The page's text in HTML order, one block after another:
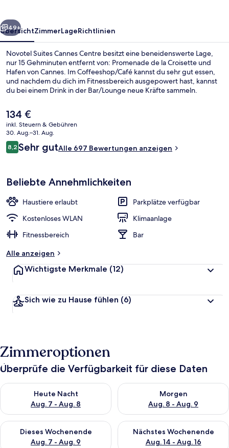
Weiter
49+
ÜbersichtZimmerLageRichtlinien
Novotel Suites Cannes Centre besitzt eine beneidenswerte Lage,
nur 15 Gehminuten entfernt von: Promenade de la Croisette und
Hafen von Cannes. Im Coffeeshop/Café kannst du sehr gut essen,
und nachdem du dich im Fitnessbereich ausgepowert hast, kannst
du bei einem Drink in der Bar/Lounge neue Kräfte sammeln.
entfernt: Palais des Festivals et des Congrès und Sophia Antipolis.
Der
aktuelle
Preis
beträgt
134 €.
134 €
inkl. Steuern & Gebühren
30. Aug.–31. Aug.
Bewertungen
8,28,2 von 10.
Sehr gutAlle 697 Bewertungen anzeigen
Beliebte Annehmlichkeiten
Haustiere erlaubt
Parkplätze verfügbar
Kostenloses WLAN
Klimaanlage
Fitnessbereich
Bar
Alle anzeigen
Wichtigste Merkmale (12)
Sich wie zu Hause fühlen (6)
Zimmeroptionen
Überprüfe die Verfügbarkeit für diese Daten
Heute Nacht
Aug. 7 - Aug. 8
Überprüfe die Verfügbarkeit für heute Nacht, Aug. 7 - Aug. 8.
Morgen
Aug. 8 - Aug. 9
Überprüfe die Verfügbarkeit
Dieses Wochenende
Aug. 7 - Aug. 9
Überprüfe die Verfügbarkeit für dieses Wochenende, Aug. 7
Nächstes Wochenende
Aug. 14 - Aug. 16
Überprüfe die Verfügbarkeit